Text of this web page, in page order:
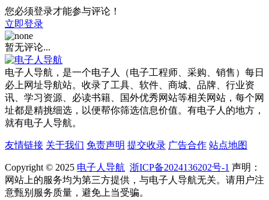
您必须登录才能参与评论！
立即登录
暂无评论...
电子人导航，是一个电子人（电子工程师、采购、销售）每日
必上网址导航站。收录了工具、软件、商城、品牌、行业资
讯、学习资源、必读书籍、国外优秀网站等相关网站，每个网
址都是精挑细选，以便帮你筛选信息价值。有电子人的地方，
就有电子人导航。
友情链接 关于我们 免责声明 提交收录 广告合作 站点地图
Copyright © 2025 电子人导航 浙ICP备2024136202号-1 声明：
网站上的服务均为第三方提供，与电子人导航无关。请用户注
意甄别服务质量，避免上当受骗。